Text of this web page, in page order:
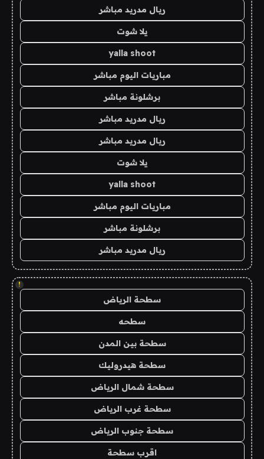
ريال مدريد مباشر
يلا شوت
yalla shoot
مباريات اليوم مباشر
برشلونة مباشر
ريال مدريد مباشر
ريال مدريد مباشر
يلا شوت
yalla shoot
مباريات اليوم مباشر
برشلونة مباشر
ريال مدريد مباشر
!
سطحة الرياض
سطحه
سطحة بين المدن
سطحة هيدروليك
سطحة شمال الرياض
سطحة غرب الرياض
سطحة جنوب الرياض
اقرب سطحة